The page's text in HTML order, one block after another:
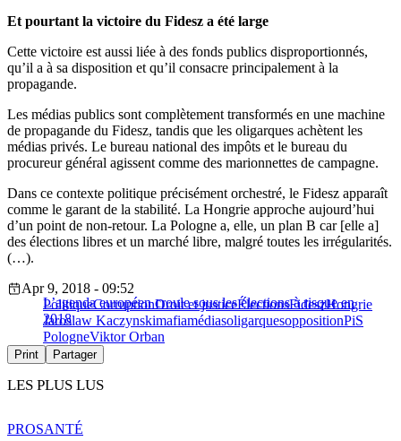
Et pourtant la victoire du Fidesz a été large
Cette victoire est aussi liée à des fonds publics disproportionnés,
qu’il a à sa disposition et qu’il consacre principalement à la
propagande.
Les médias publics sont complètement transformés en une machine
de propagande du Fidesz, tandis que les oligarques achètent les
médias privés. Le bureau national des impôts et le bureau du
procureur général agissent comme des marionnettes de campagne.
Dans ce contexte politique précisément orchestré, le Fidesz apparaît
comme le garant de la stabilité. La Hongrie approche aujourd’hui
d’un point de non-retour. La Pologne a, elle, un plan B car [elle a]
des élections libres et un marché libre, malgré toutes les irrégularités.
(…).
L’agenda européen croule sous les élections à risque en
2018
Apr 9, 2018 - 09:52
PolitiqueCorruptionDroit et justiceÉlectionsFideszHongrie
Jaroslaw KaczynskimafiamédiasoligarquesoppositionPiS
PologneViktor Orban
Print Partager
LES PLUS LUS
PROSANTÉ